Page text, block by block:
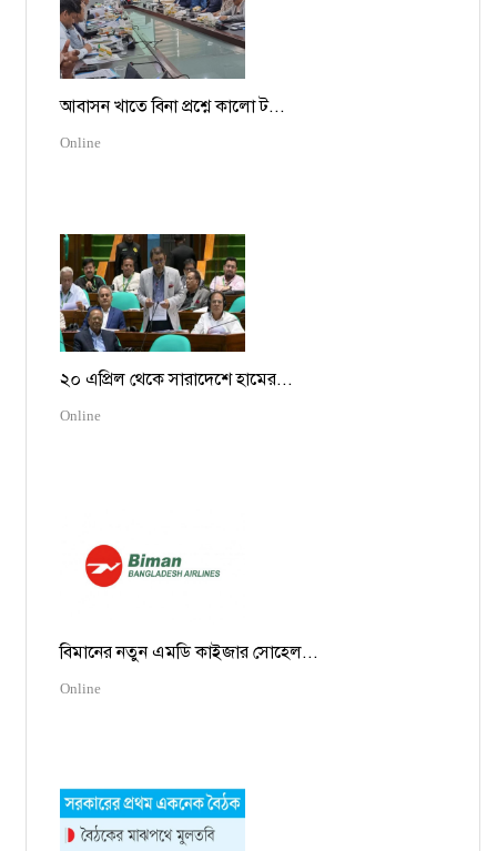
আবাসন খাতে বিনা প্রশ্নে কালো ট...
Online
২০ এপ্রিল থেকে সারাদেশে হামের...
Online
বিমানের নতুন এমডি কাইজার সোহেল...
Online